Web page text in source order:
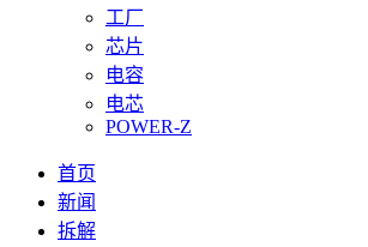
工厂
芯片
电容
电芯
POWER-Z
首页
新闻
拆解